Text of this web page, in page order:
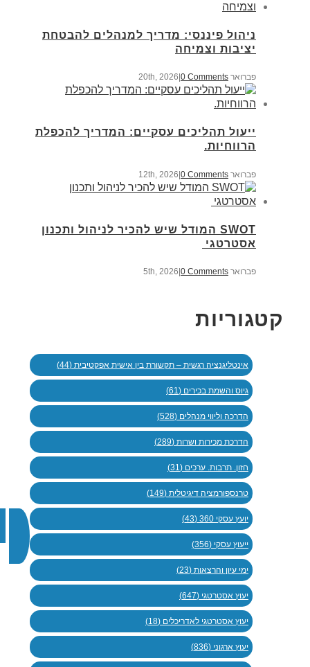
ניהול פיננסי: מדריך למנהלים להבטחת
יציבות וצמיחה
פברואר 20th, 2026 0 Comments
ייעול תהליכים עסקיים: המדריך להכפלת
הרווחיות.
פברואר 12th, 2026 |0 Comments
SWOT המודל שיש להכיר לניהול ותכנון
אסטרטגי
פברואר 5th, 2026 0 Comments
קטגוריות
אינטליגנציה רגשית – תקשורת בין אישית אפקטיבית (44)
גיוס והשמת בכירים (61)
הדרכה וליווי מנהלים (528)
הדרכת מכירות ושרות (289)
חזון. תרבות. ערכים (31)
טרנספורמציה דיגיטלית (149)
יועץ עסקי 360 (43)
ייעוץ עסקי (356)
ימי עיון והרצאות (23)
יעוץ אסטרטגי (647)
יעוץ אסטרטגי לאדריכלים (18)
יעוץ ארגוני (836)